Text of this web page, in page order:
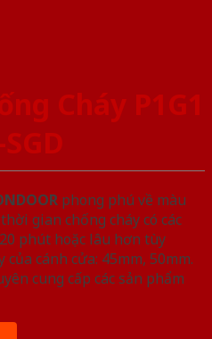
Cháy P1G1
phong phú về màu
gian chống cháy có các
phút hoặc lâu hơn tùy
cánh cửa: 45mm, 50mm.
cung cấp các sản phẩm